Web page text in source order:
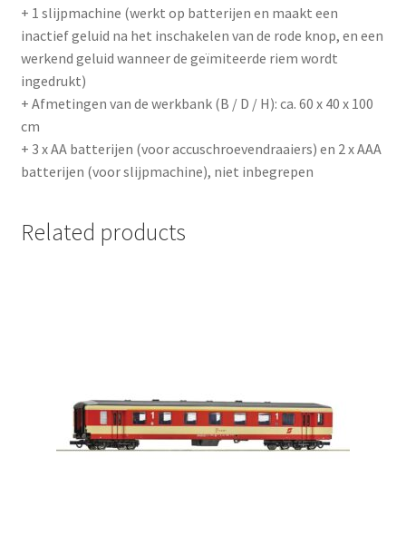
+ 1 slijpmachine (werkt op batterijen en maakt een
inactief geluid na het inschakelen van de rode knop, en een
werkend geluid wanneer de geïmiteerde riem wordt
ingedrukt)
+ Afmetingen van de werkbank (B / D / H): ca. 60 x 40 x 100
cm
+ 3 x AA batterijen (voor accuschroevendraaiers) en 2 x AAA
batterijen (voor slijpmachine), niet inbegrepen
Related products